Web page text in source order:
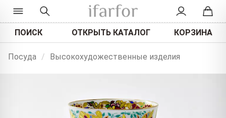
ПОИСК ОТКРЫТЬ КАТАЛОГ КОРЗИНА
Посуда / Высокохудожественные изделия